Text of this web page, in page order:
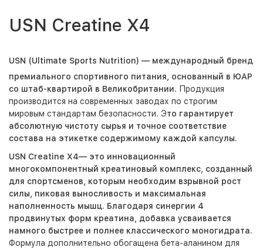
USN Creatine X4
USN (Ultimate Sports Nutrition) — международный бренд
премиального спортивного питания, основанный в ЮАР
со штаб-квартирой в Великобритании. Продукция
производится на современных заводах по строгим
мировым стандартам безопасности. Это гарантирует
абсолютную чистоту сырья и точное соответствие
состава на этикетке содержимому каждой капсулы.
USN Creatine X4— это инновационный
многокомпонентный креатиновый комплекс, созданный
для спортсменов, которым необходим взрывной рост
силы, пиковая выносливость и максимальная
наполненность мышц. Благодаря синергии 4
продвинутых форм креатина, добавка усваивается
намного быстрее и полнее классического моногидрата.
Формула дополнительно обогащена бета-аланином для